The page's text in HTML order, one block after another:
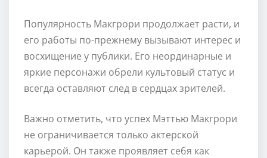
Популярность Макгрори продолжает расти, и
его работы по-прежнему вызывают интерес и
восхищение у публики. Его неординарные и
яркие персонажи обрели культовый статус и
всегда оставляют след в сердцах зрителей.
Важно отметить, что успех Мэттью Макгрори
не ограничивается только актерской
карьерой. Он также проявляет себя как